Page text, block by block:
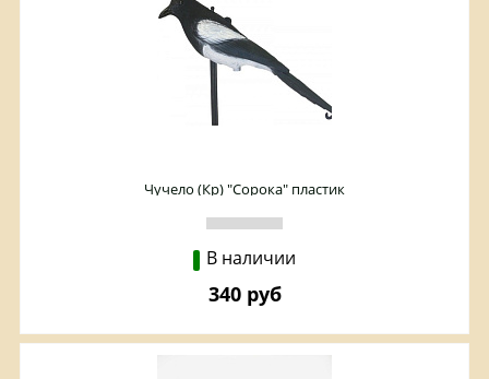
Чучело (Кр) "Сорока" пластик
В наличии
340 руб